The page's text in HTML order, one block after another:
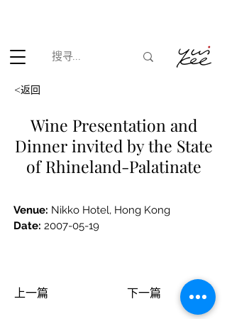
<返回
Wine Presentation and
Dinner invited by the State
of Rhineland-Palatinate
Venue: Nikko Hotel, Hong Kong
Date: 2007-05-19
上一篇 下一篇